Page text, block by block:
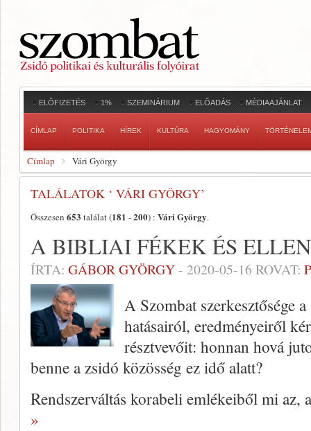
ELŐFIZETÉS 1% SZEMINÁRIUM ELŐADÁS MÉDIAAJÁNLAT
CÍMLAP POLITIKA HÍREK KULTÚRA HAGYOMÁNY
Címlap Vári György
TALÁLATOK ‘ VÁRI GYÖRGY’
Összesen 653 találat (181 -200) : Vári György.
A BIBLIAI FÉKEK ÉS
ÍRTA: GÁBOR GYÖRGY- 2020-05-16 ROVAT:
A Szombat szerkesztősége
hatásairól, eredményeiről
résztvevőit: honnan hová
benne a zsidó közösség ez idő alatt?
Rendszerváltás korabeli emlékeiből mi
»